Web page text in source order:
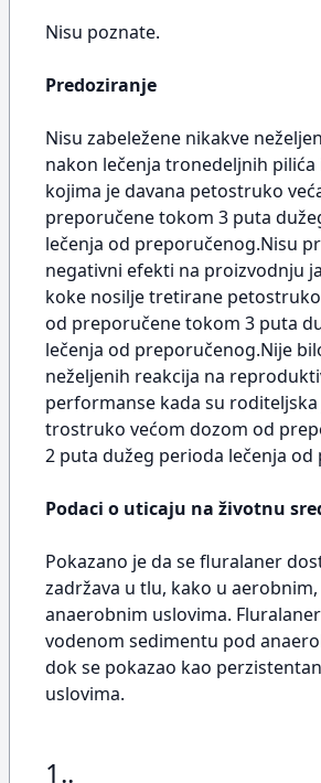
Nisu poznate.
Predoziranje
Nisu zabeležene nikakve
nakon lečenja tronedeljnih
kojima je davana petostruko
preporučene tokom 3 puta
lečenja od preporučenog.Nisu
negativni efekti na proizvodnju
koke nosilje tretirane
od preporučene tokom 3 puta
lečenja od preporučenog.Nije
neželjenih reakcija na
performanse kada su
trostruko većom dozom od
2 puta dužeg perioda lečenja
Podaci o uticaju na životnu
Pokazano je da se fluralaner
zadržava u tlu, kako u
anaerobnim uslovima.
vodenom sedimentu pod
dok se pokazao kao
uslovima.
1..